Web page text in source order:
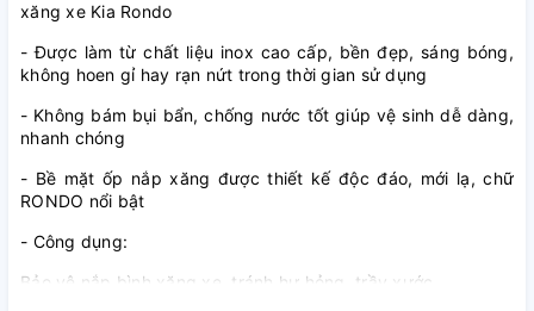
xăng xe Kia Rondo
- Được làm từ chất liệu inox cao cấp, bền đẹp, sáng bóng,
không hoen gỉ hay rạn nứt trong thời gian sử dụng
- Không bám bụi bẩn, chống nước tốt giúp vệ sinh dễ dàng,
nhanh chóng
- Bề mặt ốp nắp xăng được thiết kế độc đáo, mới lạ, chữ
RONDO nổi bật
- Công dụng:
Bảo vệ nắp bình xăng xe, tránh hư hỏng, trầy xước